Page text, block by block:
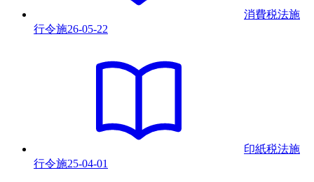
消費税法施
行令施26-05-22
印紙税法施
行令施25-04-01